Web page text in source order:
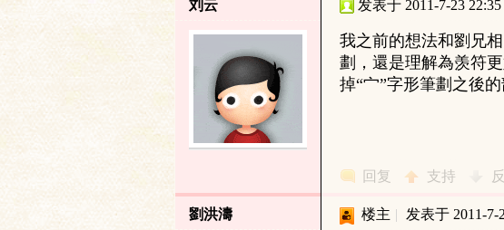
刘云 发表于 2011-7-23 22:35
我之前的想法和劉兄
劃，還是理解為羡符
掉“宀”字形筆劃之後
回复 支持
劉洪濤 楼主 | 发表于 2011-7-